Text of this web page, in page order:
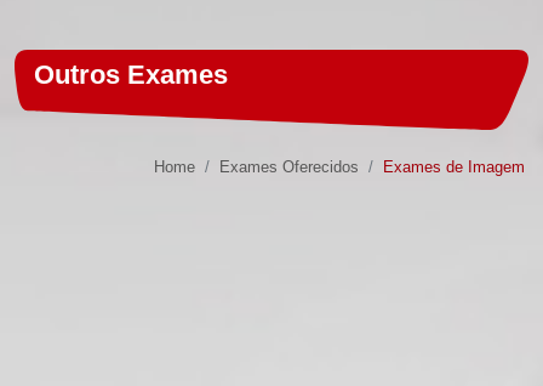
Outros Exames
Home Exames Oferecidos Exames de Imagem